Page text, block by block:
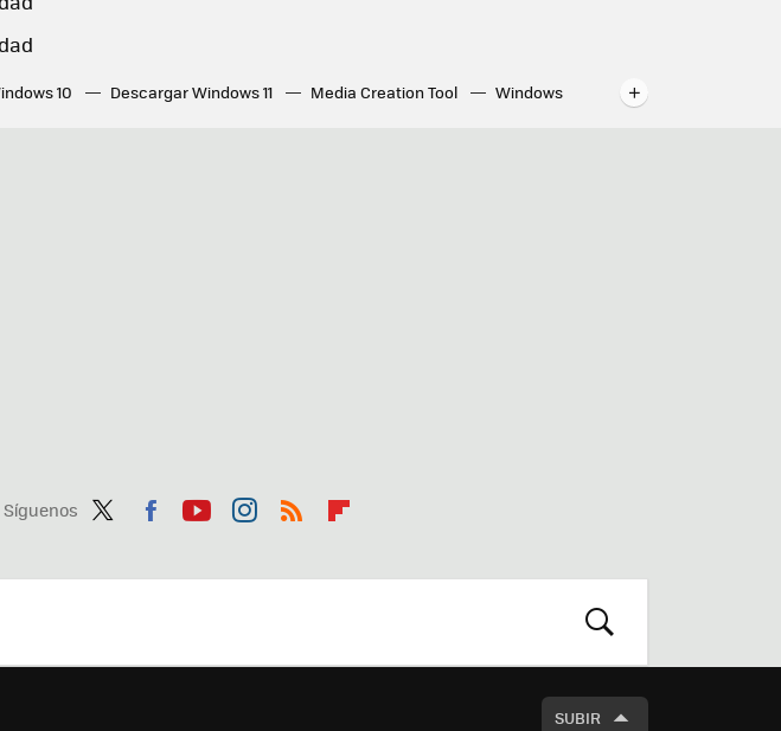
10 Descargar Windows 11 Media Creation Tool
Windows
Síguenos
ter
ebo tub agr
boa
BUSCAR
SUBIR